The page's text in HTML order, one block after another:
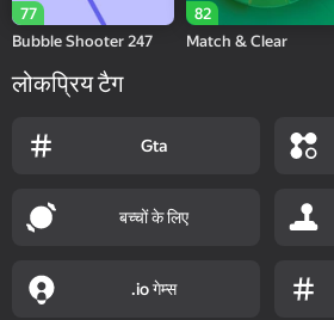
77
Bubble Shooter 247
82
Match & Clear
लोकप्रिय टैग
Gta
बच्चों के लिए
.io गेम्स